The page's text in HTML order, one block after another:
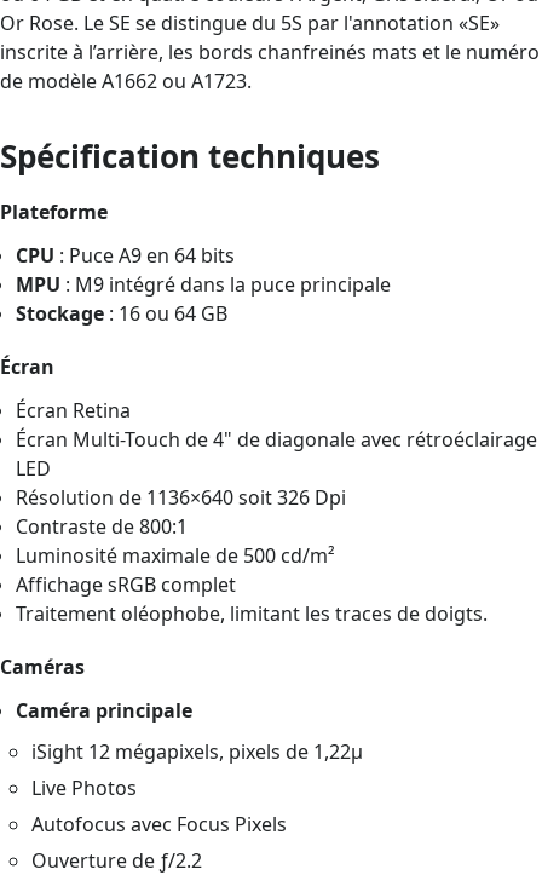
Or Rose. Le SE se distingue du 5S par l'annotation «SE»
inscrite à l’arrière, les bords chanfreinés mats et le numéro
de modèle A1662 ou A1723.
Spécification techniques
Plateforme
CPU : Puce A9 en 64 bits
MPU : M9 intégré dans la puce principale
Stockage : 16 ou 64 GB
Écran
Écran Retina
Écran Multi-Touch de 4" de diagonale avec rétroéclairage
LED
Résolution de 1136×640 soit 326 Dpi
Contraste de 800:1
Luminosité maximale de 500 cd/m²
Affichage sRGB complet
Traitement oléophobe, limitant les traces de doigts.
Caméras
Caméra principale
iSight 12 mégapixels, pixels de 1,22µ
Live Photos
Autofocus avec Focus Pixels
Ouverture de ƒ/2.2